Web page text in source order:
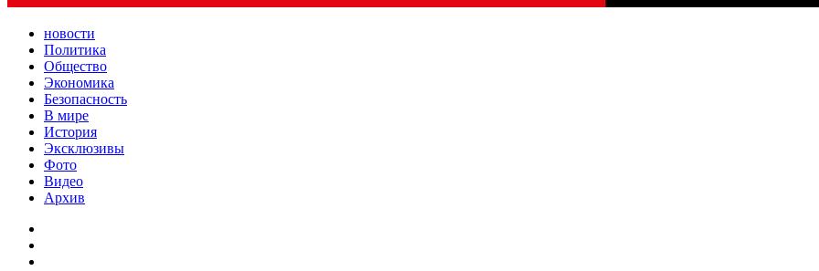
новости
Политика
Общество
Экономика
Безопасность
В мире
История
Эксклюзивы
Фото
Видео
Архив